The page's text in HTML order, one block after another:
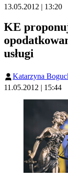
13.05.2012 | 13:20
KE
usługi
Katarzyna
11.05.2012 | 15:44